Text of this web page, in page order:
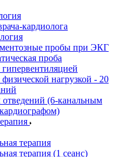
кардиолога
пробы при ЭКГ
проба
нагрузкой - 20
(6-канальным
терапия
терапия (1 сеанс)